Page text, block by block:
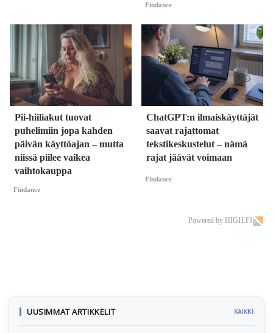
Findance
Pii-hiiliakut tuovat
puhelimiin jopa kahden
päivän käyttöajan – mutta
niissä piilee vaikea
vaihtokauppa
Findance
ChatGPT:n ilmaiskäyttäjät
saavat rajattomat
tekstikeskustelut – nämä
rajat jäävät voimaan
Findance
Powered by HIGH.FI
UUSIMMAT ARTIKKELIT KAIKKI